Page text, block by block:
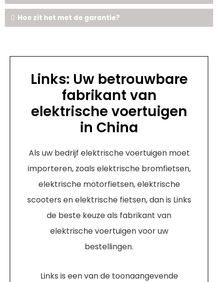
Hoe zit het met de garantie?
Links: Uw betrouwbare
fabrikant van
elektrische voertuigen
in China
Als uw bedrijf elektrische voertuigen moet
importeren, zoals elektrische bromfietsen,
elektrische motorfietsen, elektrische
scooters en elektrische fietsen, dan is Links
de beste keuze als fabrikant van
elektrische voertuigen voor uw
bestellingen.
Links is een van de toonaangevende